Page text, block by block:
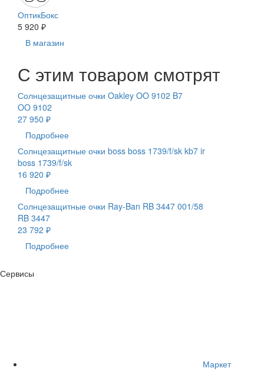
ОптикБокс
5 920 ₽
В магазин
С этим товаром смотрят
Солнцезащитные очки Oakley OO 9102 B7
OO 9102
27 950 ₽
Подробнее
Солнцезащитные очки boss boss 1739/f/sk kb7 ir
boss 1739/f/sk
16 920 ₽
Подробнее
Солнцезащитные очки Ray-Ban RB 3447 001/58
RB 3447
23 792 ₽
Подробнее
Сервисы
Маркет